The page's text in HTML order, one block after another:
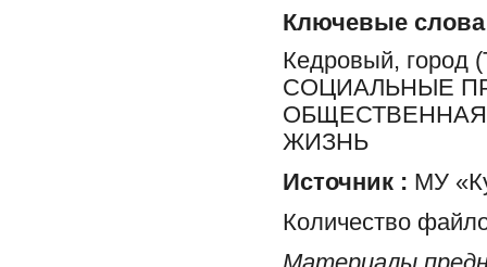
Ключевые слова
Кедровый,
СОЦИАЛЬНЫЕ
ЖИЗНЬ
Источник : МУ
Количество